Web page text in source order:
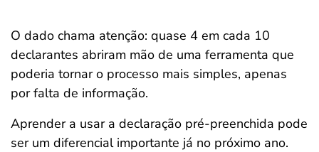
O dado chama atenção: quase 4 em cada 10
declarantes abriram mão de uma ferramenta que
poderia tornar o processo mais simples, apenas
por falta de informação.
Aprender a usar a declaração pré-preenchida pode
ser um diferencial importante já no próximo ano.